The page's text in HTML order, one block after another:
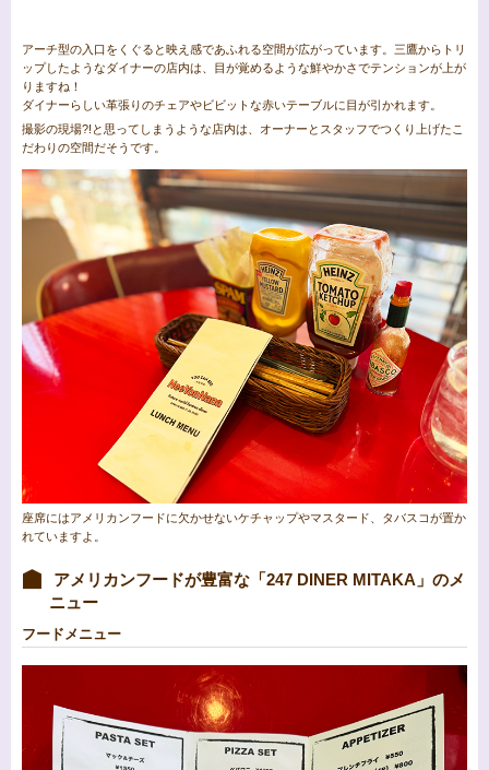
アーチ型の入口をくぐると映え感であふれる空間が広がっています。三鷹からトリ
ップしたようなダイナーの店内は、目が覚めるような鮮やかさでテンションが上が
りますね！
ダイナーらしい革張りのチェアやビビットな赤いテーブルに目が引かれます。
撮影の現場?!と思ってしまうような店内は、オーナーとスタッフでつくり上げたこ
だわりの空間だそうです。
座席にはアメリカンフードに欠かせないケチャップやマスタード、タバスコが置か
れていますよ。
アメリカンフードが豊富な「247 DINER MITAKA」のメ
ニュー
フードメニュー